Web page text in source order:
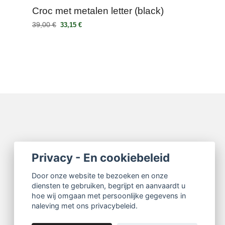
Croc met metalen letter (black)
39,00 € 33,15 €
Privacy - En cookiebeleid
Door onze website te bezoeken en onze
diensten te gebruiken, begrijpt en aanvaardt u
hoe wij omgaan met persoonlijke gegevens in
naleving met ons privacybeleid.